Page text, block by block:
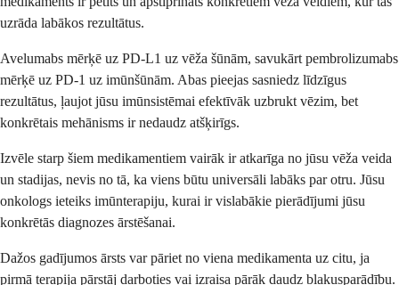
uzrāda labākos rezultātus.
Avelumabs mērķē uz PD-L1 uz vēža šūnām, savukārt pembrolizumabs
mērķē uz PD-1 uz imūnšūnām. Abas pieejas sasniedz līdzīgus
rezultātus, ļaujot jūsu imūnsistēmai efektīvāk uzbrukt vēzim, bet
konkrētais mehānisms ir nedaudz atšķirīgs.
Izvēle starp šiem medikamentiem vairāk ir atkarīga no jūsu vēža veida
un stadijas, nevis no tā, ka viens būtu universāli labāks par otru. Jūsu
onkologs ieteiks imūnterapiju, kurai ir vislabākie pierādījumi jūsu
konkrētās diagnozes ārstēšanai.
Dažos gadījumos ārsts var pāriet no viena medikamenta uz citu, ja
pirmā terapija pārstāj darboties vai izraisa pārāk daudz blakusparādību.